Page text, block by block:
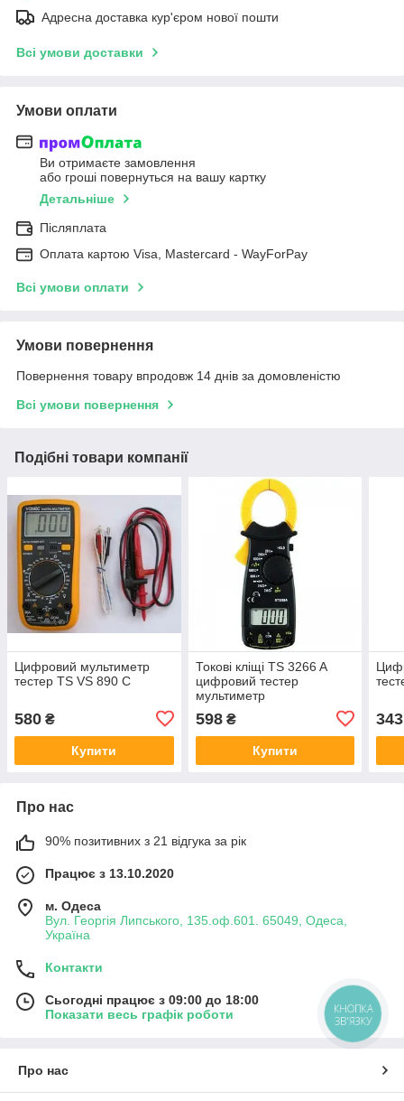
Адресна доставка кур'єром нової пошти
Всі умови доставки
Умови оплати
Ви отримаєте замовлення
або гроші повернуться на вашу картку
Детальніше
Післяплата
Оплата картою Visa, Mastercard - WayForPay
Всі умови оплати
Умови повернення
Повернення товару впродовж 14 днів за домовленістю
Всі умови повернення
Подібні товари компанії
Цифровий мультиметр
тестер TS VS 890 C
580 ₴
Купити
Токові кліщі TS 3266 A
цифровий тестер
мультиметр
598₴
Купити
343
Про нас
90% позитивних з 21 відгука за рік
Працює з 13.10.2020
м. Одеса
Вул. Георгія Липського, 135.оф.601. 65049, Одеса,
Україна
Контакти
Сьогодні працює з 09:00 до 18:00
Показати весь графік роботи
Про нас
КНОПКА
ЗВ'ЯЗКУ